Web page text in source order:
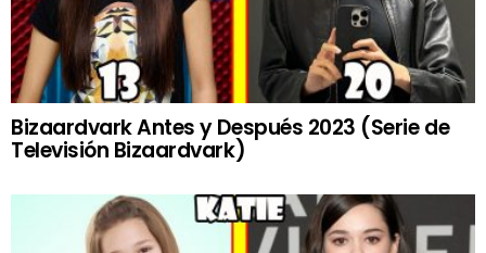
Bizaardvark Antes y Después 2023 (Serie de
Televisión Bizaardvark)